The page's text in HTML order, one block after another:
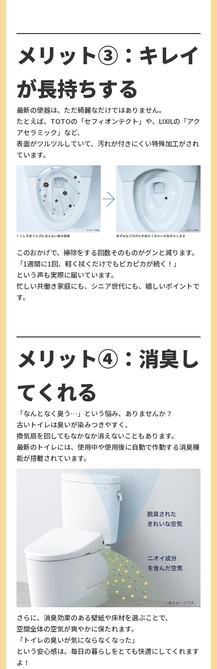
メリット③：キレイ
が長持ちする
最新の便器は、ただ綺麗なだけではありません。
たとえば、TOTOの「セフィオンテクト」や、LIXILの「アク
アセラミック」など、
表面がツルツルしていて、汚れが付きにくい特殊加工がされ
ています。
このおかげで、掃除をする回数そのものがグンと減ります。
「1週間に1回、軽く拭くだけでもピカピカが続く！」
という声も実際に届いています。
忙しい共働き家庭にも、シニア世代にも、嬉しいポイントで
す。
メリット④：消臭し
てくれる
「なんとなく臭う…」という悩み、ありませんか？
古いトイレは臭いが染みつきやすく、
換気扇を回してもなかなか消えないこともあります。
最新のトイレには、使用中や使用後に自動で作動する消臭機
能が搭載されています。
さらに、消臭効果のある壁紙や床材を選ぶことで、
空間全体の空気が爽やかに保たれます。
「トイレの臭いが気にならなくなった」
という安心感は、毎日の暮らしをとても快適にしてくれます
よ！